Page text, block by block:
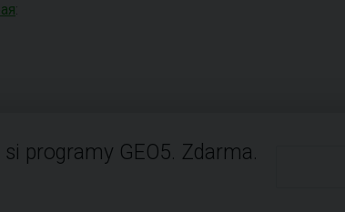
programy GEO5. Zdarma.